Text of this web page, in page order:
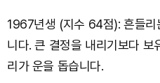
1967년생 (지수 64점): 흔들리
니다. 큰 결정을 내리기보다 보
리가 운을 돕습니다.